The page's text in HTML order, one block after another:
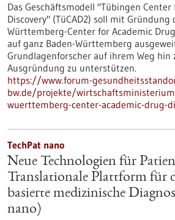
Das Geschäftsmodell "Tübingen
Discovery" (TüCAD2) soll mit Gründung
Württemberg-Center for Academic Drug
auf ganz Baden-Württemberg
Grundlagenforscher auf ihrem Weg hin
Ausgründung zu unterstützen.
https://www.forum-
bw.de/projekte/
wuerttemberg-center-academic-drug-
TechPat nano
Neue Technologien für
Translationale Plattform für
basierte medizinische
nano)